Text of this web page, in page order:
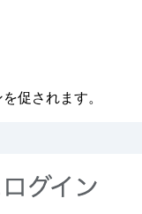
促されます。